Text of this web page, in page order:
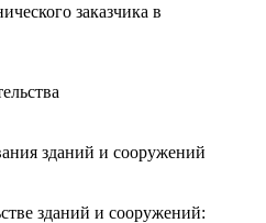
заказчика в
зданий и сооружений
зданий и сооружений: